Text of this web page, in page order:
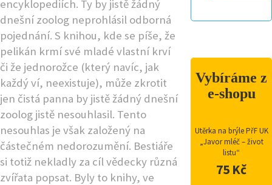
encyklopediích. Ty by jistě žádný
dnešní zoolog neprohlásil odborná
pojednání. S knihou, kde se píše, že
pelikán krmí své mladé vlastní krví
či že jednorožce (který navíc, jak
každý ví, neexistuje), může zkrotit
jen čistá panna by jistě žádný dnešní
zoolog jistě nesouhlasil. Tento
nesouhlas je však založený na
částečném nedorozumění. Bestiáře
si totiž nekladly za cíl vědecky různá
zvířata popsat. Byly to knihy, ve
Vybíráme z
e-shopu
Utěrka na brýle PřF UK
„Javor mléč – život
listu“
75 Kč